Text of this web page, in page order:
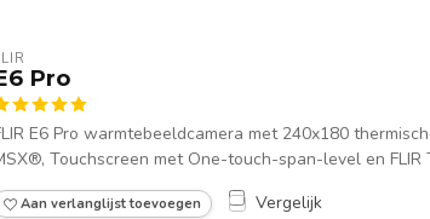
Pro
E6 Pro warmtebeeldcamera met 240x180
Touchscreen met One-touch-span-level en FLIR
Aan verlanglijst toevoegen Vergelijk